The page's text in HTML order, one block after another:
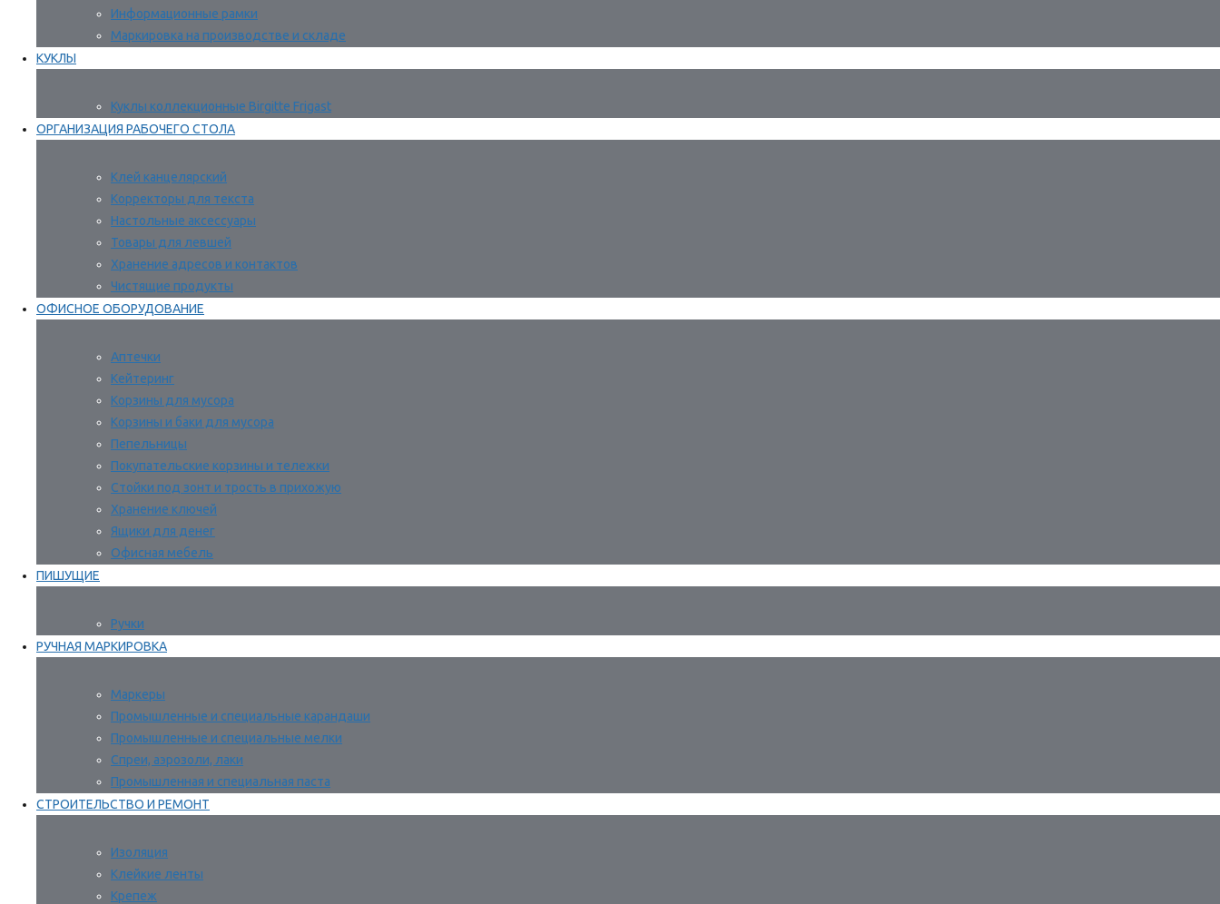
Информационные рамки
Маркировка на производстве и складе
КУКЛЫ
Куклы коллекционные Birgitte Frigast
ОРГАНИЗАЦИЯ РАБОЧЕГО СТОЛА
Клей канцелярский
Корректоры для текста
Настольные аксессуары
Товары для левшей
Хранение адресов и контактов
Чистящие продукты
ОФИСНОЕ ОБОРУДОВАНИЕ
Аптечки
Кейтеринг
Корзины для мусора
Корзины и баки для мусора
Пепельницы
Покупательские корзины и тележки
Стойки под зонт и трость в прихожую
Хранение ключей
Ящики для денег
Офисная мебель
ПИШУЩИЕ
Ручки
РУЧНАЯ МАРКИРОВКА
Маркеры
Промышленные и специальные карандаши
Промышленные и специальные мелки
Спреи, аэрозоли, лаки
Промышленная и специальная паста
СТРОИТЕЛЬСТВО И РЕМОНТ
Изоляция
Клейкие ленты
Крепеж